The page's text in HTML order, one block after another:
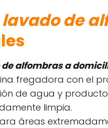
lavado de
alfombras a
fregadora con el
de agua y
limpia.
áreas